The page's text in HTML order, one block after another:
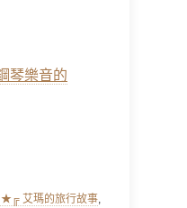
琴樂音的
★╔ 艾瑪的旅行故事,